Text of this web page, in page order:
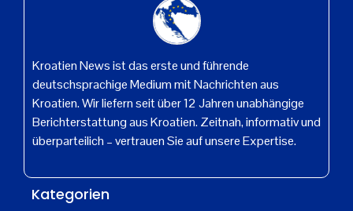
Kroatien News ist das erste und führende
deutschsprachige Medium mit Nachrichten aus
Kroatien. Wir liefern seit über 12 Jahren unabhängige
Berichterstattung aus Kroatien. Zeitnah, informativ und
überparteilich – vertrauen Sie auf unsere Expertise.
Kategorien